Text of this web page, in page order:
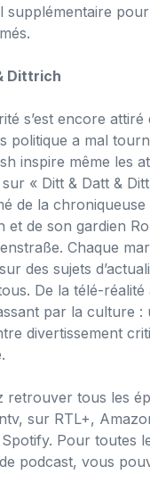
supplémentaire
Dittrich
s’est encore attiré
politique a mal
inspire même les
« Ditt & Datt &
de la
et de son gardien
Chaque
des sujets
De la télé-réalité
par la culture :
divertissement
retrouver tous les
sur RTL+,
. Pour toutes
podcast, vous